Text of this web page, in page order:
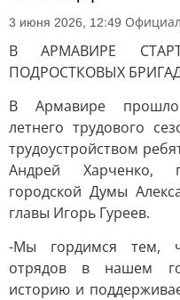
3 июня 2026, 12:49
В АРМАВИРЕ
ПОДРОСТКОВЫХ
В Армавире прошло
летнего трудового
трудоустройством
Андрей Харченко,
городской Думы
главы Игорь Гуреев.
-Мы гордимся тем,
отрядов в нашем
историю и